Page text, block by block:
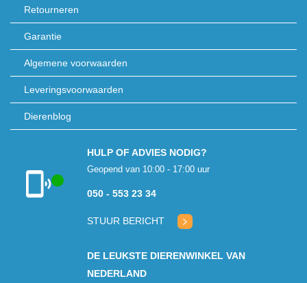
Retourneren
Garantie
Algemene voorwaarden
Leveringsvoorwaarden
Dierenblog
Klantenservice
HULP OF ADVIES NODIG?
Geopend van 10:00 - 17:00 uur
050 - 553 23 34
STUUR BERICHT
DE LEUKSTE DIERENWINKEL VAN
NEDERLAND